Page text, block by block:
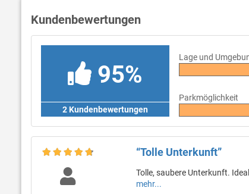
Kundenbewertungen
95%
2 Kundenbewertungen
Lage und
Parkmöglichkeit
“Tolle Unterkunft”
Tolle, saubere Unterkunft.
mehr...